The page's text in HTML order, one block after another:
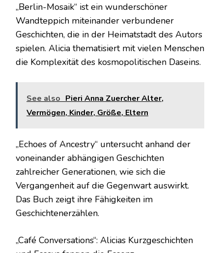
„Berlin-Mosaik“ ist ein wunderschöner
Wandteppich miteinander verbundener
Geschichten, die in der Heimatstadt des Autors
spielen. Alicia thematisiert mit vielen Menschen
die Komplexität des kosmopolitischen Daseins.
See also Pieri Anna Zuercher Alter,
Vermögen, Kinder, Größe, Eltern
„Echoes of Ancestry“ untersucht anhand der
voneinander abhängigen Geschichten
zahlreicher Generationen, wie sich die
Vergangenheit auf die Gegenwart auswirkt.
Das Buch zeigt ihre Fähigkeiten im
Geschichtenerzählen.
„Café Conversations“: Alicias Kurzgeschichten